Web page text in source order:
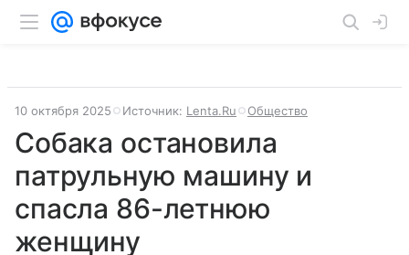
10 октября 2025 Источник: Lenta.Ru Общество
Собака остановила
патрульную машину и
спасла 86-летнюю
женщину